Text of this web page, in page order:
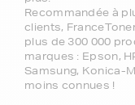
Recommandée à
clients,
plus de 300 000
marques : Epson,
Samsung, Konica-
moins connues !